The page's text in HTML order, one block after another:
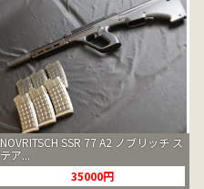
NOVRITSCH SSR 77 A2 ノブリッチ ス
テア...
35000円